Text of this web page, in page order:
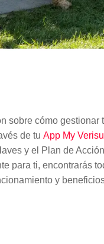
sobre cómo gestionar
de tu App My
y el Plan de
para ti, encontrarás
y